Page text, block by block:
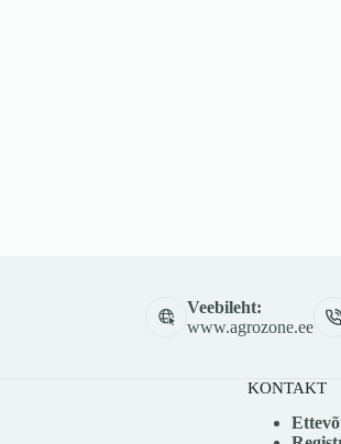
Veebileht:
www.agrozone.ee
KONTAKT